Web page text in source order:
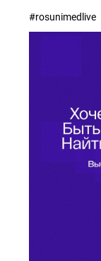
#rosunimedlive